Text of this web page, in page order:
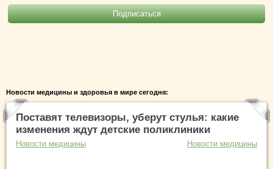
Новости медицины и здоровья в мире сегодня:
Поставят телевизоры, уберут стулья: какие
изменения ждут детские поликлиники
Новости медицины Новости медицины